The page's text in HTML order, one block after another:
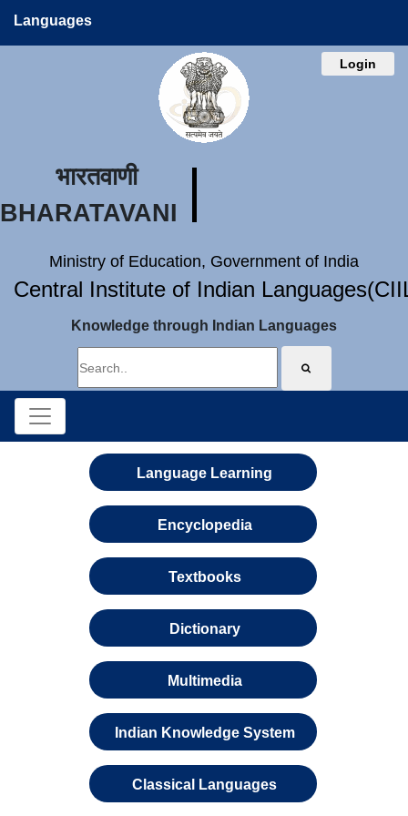
Languages
Login
भारतवाणी
BHARATAVANI
Ministry of Education, Government of India
Central Institute of Indian
Knowledge through Indian Languages
Language Learning
Encyclopedia
Textbooks
Dictionary
Multimedia
Indian Knowledge System
Classical Languages